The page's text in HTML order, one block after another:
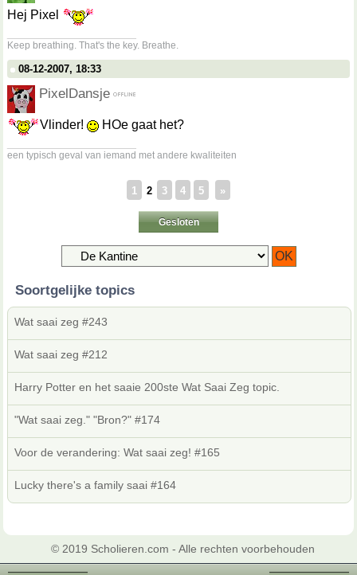
Hej Pixel
Keep breathing. That's the key. Breathe.
08-12-2007, 18:33
PixelDansje
Vlinder!
HOe gaat het?
een typisch geval van iemand met andere kwaliteiten
1 2 3 4 5 »
Gesloten
Soortgelijke topics
Wat saai zeg #243
Wat saai zeg #212
Harry Potter en het saaie 200ste Wat Saai Zeg topic.
"Wat saai zeg." "Bron?" #174
Voor de verandering: Wat saai zeg! #165
Lucky there's a family saai #164
© 2019 Scholieren.com - Alle rechten voorbehouden